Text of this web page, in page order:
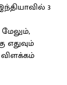
3
எதுவும்